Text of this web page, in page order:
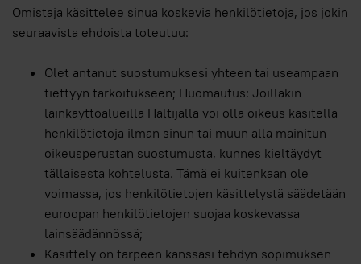
Omistaja käsittelee sinua koskevia henkilötietoja, jos jokin
seuraavista ehdoista toteutuu:
Olet antanut suostumuksesi yhteen tai useampaan
tiettyyn tarkoitukseen; Huomautus: Joillakin
lainkäyttöalueilla Haltijalla voi olla oikeus käsitellä
henkilötietoja ilman sinun tai muun alla mainitun
oikeusperustan suostumusta, kunnes kieltäydyt
tällaisesta kohtelusta. Tämä ei kuitenkaan ole
voimassa, jos henkilötietojen käsittelystä säädetään
euroopan henkilötietojen suojaa koskevassa
lainsäädännössä;
Käsittely on tarpeen kanssasi tehdyn sopimuksen